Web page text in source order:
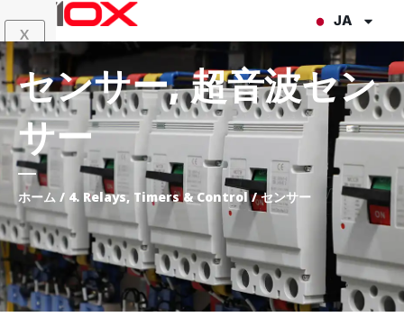
を
ス
キ
ッ
プ
X
JA
センサー,超音波セン
サー
ホーム / 4. Relays, Timers & Control/ センサー